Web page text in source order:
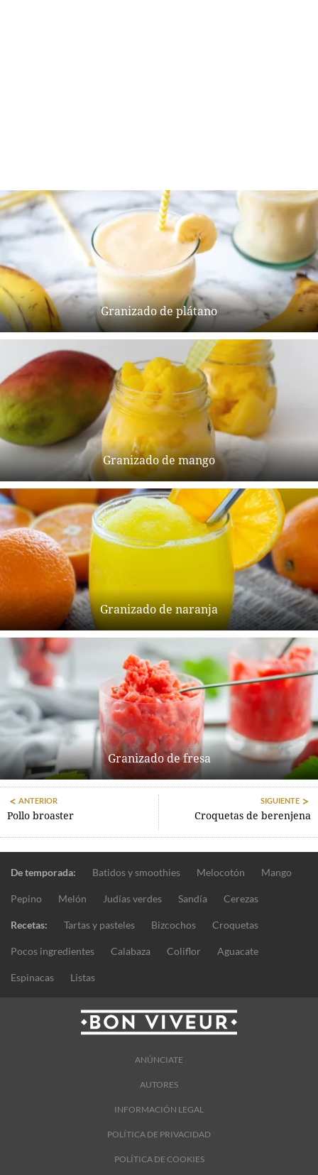
Granizado de plátano
Granizado de mango
Granizado de naranja
Granizado de fresa
ANTERIOR
Pollo broaster
SIGUIENTE
Croquetas de berenjena
De temporada: Batidos y smoothies Melocotón Mango
Pepino Melón Judías verdes Sandía Cerezas
Recetas: Tartas y pasteles Bizcochos Croquetas
Pocos ingredientes Calabaza Coliflor Aguacate
Espinacas Listas
ANÚNCIATE
AUTORES
INFORMACIÓN LEGAL
POLÍTICA DE PRIVACIDAD
POLÍTICA DE COOKIES